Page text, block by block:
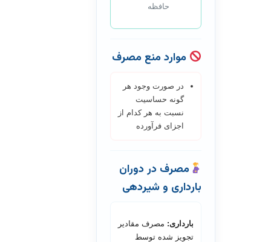
حافظه
موارد منع مصرف
در صورت وجود هر
گونه حساسیت
نسبت به هر کدام از
اجزای فرآورده
مصرف در دوران
بارداری و شیردهی
بارداری: مصرف مقادیر
تجویز شده توسط